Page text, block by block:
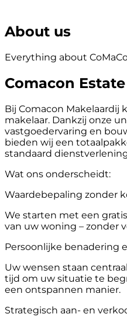
About us
Everything about
Comacon
Bij Comacon Makelaardij
makelaar. Dankzij onze
vastgoedervaring en
bieden wij een
standaard
Wat ons onderscheidt:
Waardebepaling zonder
We starten met een
van uw woning – zonder
Persoonlijke benadering
Uw wensen staan
tijd om uw situatie te
een ontspannen manier.
Strategisch aan- en